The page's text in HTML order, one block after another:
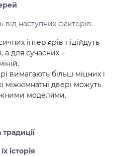
наступних факторів:
інтер'єрів підійдуть
а для сучасних –
вимагають більш міцних і
міжкімнатні двері можуть
моделями.
історія